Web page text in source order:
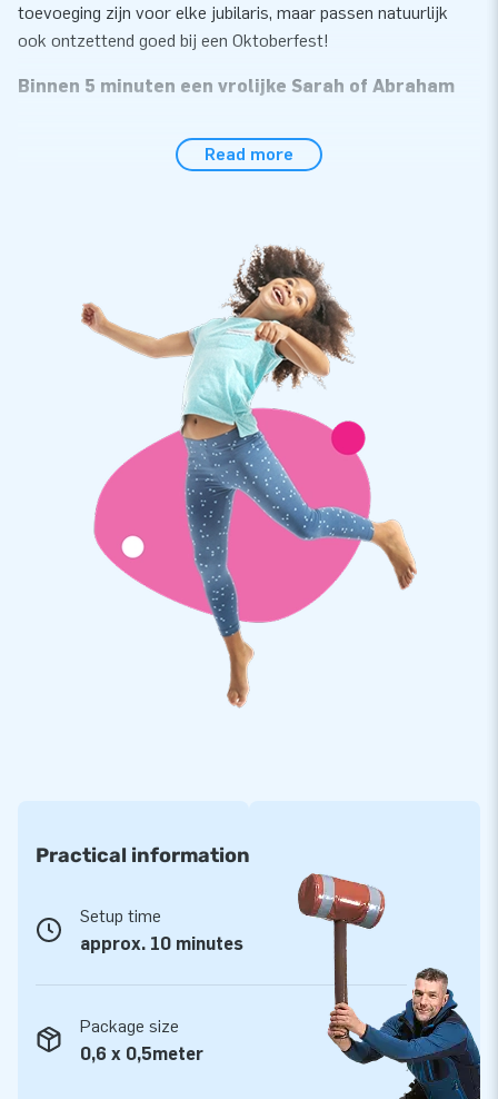
toevoeging zijn voor elke jubilaris, maar passen natuurlijk
ook ontzettend goed bij een Oktoberfest!
Binnen 5 minuten een vrolijke Sarah of Abraham
zijn ook gemakkelijk te plaatsen. Dankzij de meegeleverde
minuten dus je hebt snel plezier van deze Sarah en Abraham.
Topkwaliteit met 2 jaar garantie
Deze JB inflatables worden gemaakt van half PVC en half
nylon. Dat maakt ze iets goedkoper dan de poppen van
volledig PVC, die we ook in ons assortiment hebben.
Daardoor zijn deze Sarah en Abraham duurzaam en
eenvoudig schoon te houden. Wij leveren op de poppen
bovendien 2 jaar garantie. Hierdoor lever jij met dit product
optimaal speelplezier!
Koop deze gezellige Sarah en Abraham in Tirolstijl en bezorg
jouw klanten een feestelijke dag!
Al 15.000 klanten gingen je voor!
Wereldwijd hebben we al meer dan 15.000 een gat in de lucht
laten springen. Jazeker, ook letterlijk. Ons team van
Read more
Practical information
Setup time
approx. 10 minutes
Package size
0,6 x 0,5meter